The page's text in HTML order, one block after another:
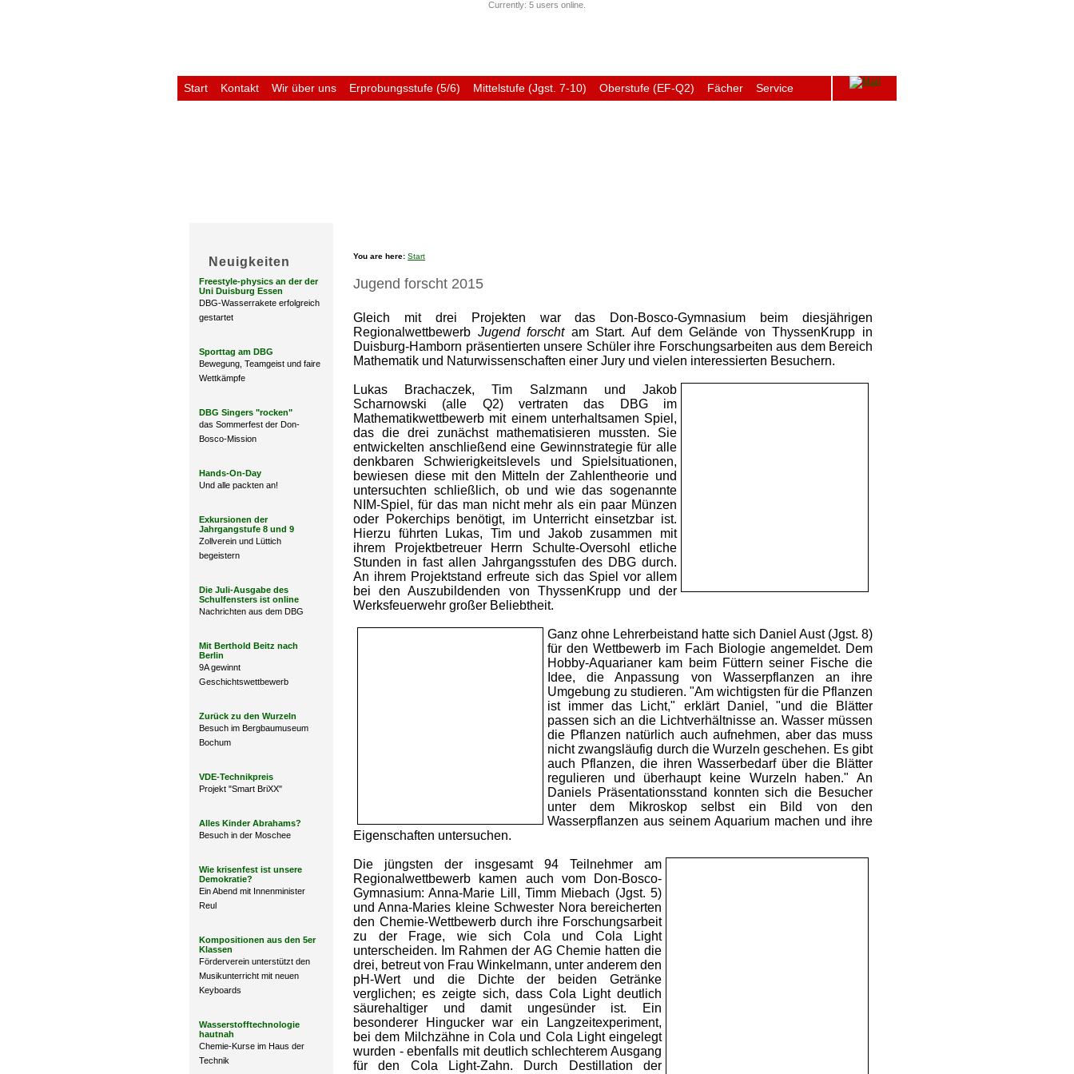
Currently: 5 users online.
Start Kontakt Wir über uns Erprobungsstufe (5/6) Mittelstufe (Jgst. 7-10) Oberstufe (EF-Q2) Fächer
Service
Neuigkeiten
Freestyle-physics an der der
Uni Duisburg Essen
DBG-Wasserrakete erfolgreich
gestartet
Sporttag am DBG
Bewegung, Teamgeist und faire
Wettkämpfe
DBG Singers "rocken"
das Sommerfest der Don-
Bosco-Mission
Hands-On-Day
Und alle packten an!
Exkursionen der
Jahrgangstufe 8 und 9
Zollverein und Lüttich
begeistern
Die Juli-Ausgabe des
Schulfensters ist online
Nachrichten aus dem DBG
Mit Berthold Beitz nach
Berlin
9A gewinnt
Geschichtswettbewerb
Zurück zu den Wurzeln
Besuch im Bergbaumuseum
Bochum
VDE-Technikpreis
Projekt "Smart BriXX"
Alles Kinder Abrahams?
Besuch in der Moschee
Wie krisenfest ist unsere
Demokratie?
Ein Abend mit Innenminister
Reul
Kompositionen aus den 5er
Klassen
Förderverein unterstützt den
Musikunterricht mit neuen
Keyboards
Wasserstofftechnologie
hautnah
Chemie-Kurse im Haus der
Technik
You are here: Start
Jugend forscht 2015
Gleich mit drei Projekten war das Don-Bosco-Gymnasium beim diesjährigen
Regionalwettbewerb Jugend forschtam Start. Auf dem Gelände von ThyssenKrupp in
Duisburg-Hamborn präsentierten unsere Schüler ihre Forschungsarbeiten aus dem Bereich
Mathematik und Naturwissenschaften einer Jury und vielen interessierten Besuchern.
Lukas Brachaczek, Tim Salzmann und Jakob
Scharnowski (alle Q2) vertraten das DBG im
Mathematikwettbewerb mit einem unterhaltsamen Spiel,
das die drei zunächst mathematisieren mussten. Sie
entwickelten anschließend eine Gewinnstrategie für alle
denkbaren Schwierigkeitslevels und Spielsituationen,
bewiesen diese mit den Mitteln der Zahlentheorie und
untersuchten schließlich, ob und wie das sogenannte
NIM-Spiel, für das man nicht mehr als ein paar Münzen
oder Pokerchips benötigt, im Unterricht einsetzbar ist.
Hierzu führten Lukas, Tim und Jakob zusammen mit
ihrem Projektbetreuer Herrn Schulte-Oversohl etliche
Stunden in fast allen Jahrgangsstufen des DBG durch.
An ihrem Projektstand erfreute sich das Spiel vor allem
bei den Auszubildenden von ThyssenKrupp und der
Werksfeuerwehr großer Beliebtheit.
Ganz ohne Lehrerbeistand hatte sich Daniel Aust (Jgst. 8)
für den Wettbewerb im Fach Biologie angemeldet. Dem
Hobby-Aquarianer kam beim Füttern seiner Fische die
Idee, die Anpassung von Wasserpflanzen an ihre
Umgebung zu studieren. "Am wichtigsten für die Pflanzen
ist immer das Licht," erklärt Daniel, "und die Blätter
passen sich an die Lichtverhältnisse an. Wasser müssen
die Pflanzen natürlich auch aufnehmen, aber das muss
nicht zwangsläufig durch die Wurzeln geschehen. Es gibt
auch Pflanzen, die ihren Wasserbedarf über die Blätter
regulieren und überhaupt keine Wurzeln haben." An
Daniels Präsentationsstand konnten sich die Besucher
unter dem Mikroskop selbst ein Bild von den
Wasserpflanzen aus seinem Aquarium machen und ihre
Eigenschaften untersuchen.
Die jüngsten der insgesamt 94 Teilnehmer am
Regionalwettbewerb kamen auch vom Don-Bosco-
Gymnasium: Anna-Marie Lill, Timm Miebach (Jgst. 5)
und Anna-Maries kleine Schwester Nora bereicherten
den Chemie-Wettbewerb durch ihre Forschungsarbeit
zu der Frage, wie sich Cola und Cola Light
unterscheiden. Im Rahmen der AG Chemie hatten die
drei, betreut von Frau Winkelmann, unter anderem den
pH-Wert und die Dichte der beiden Getränke
verglichen; es zeigte sich, dass Cola Light deutlich
säurehaltiger und damit ungesünder ist. Ein
besonderer Hingucker war ein Langzeitexperiment,
bei dem Milchzähne in Cola und Cola Light eingelegt
wurden - ebenfalls mit deutlich schlechterem Ausgang
für den Cola Light-Zahn. Durch Destillation der